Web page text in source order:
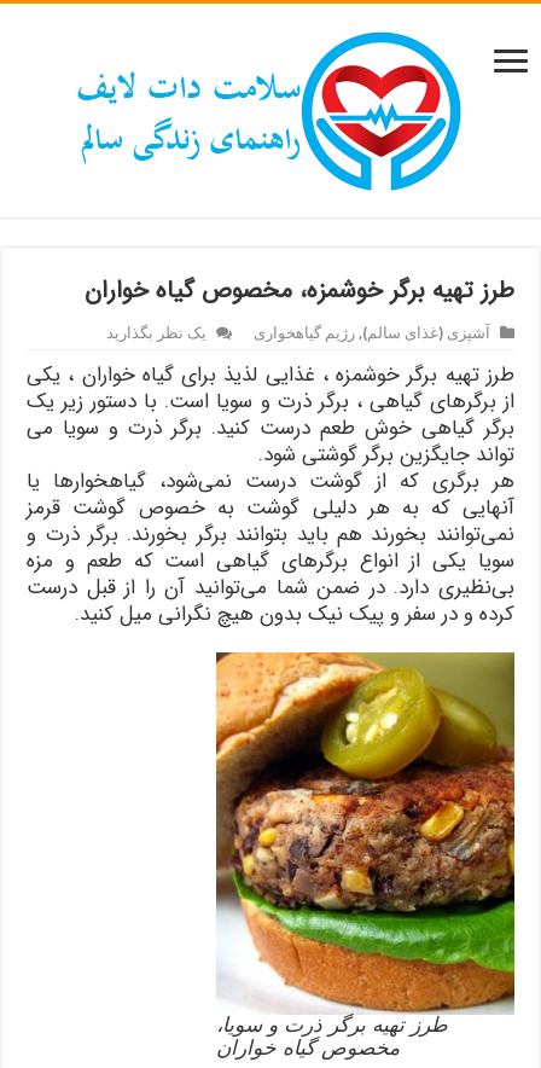
طرز تهیه برگر خوشمزه، مخصوص گیاه خواران
آشپزی (غذای سالم),رژیم گیاهخواری یک نظر بگذارید
طرز تهیه برگر خوشمزه ، غذایی لذیذ برای گیاه خواران ، یکی
از برگرهای گیاهی ، برگر ذرت و سویا است. با دستور زیر یک
برگر گیاهی خوش طعم درست کنید. برگر ذرت و سویا می
تواند جایگزین برگر گوشتی شود.
هر برگری كه از گوشت درست نمی‌شود، گیاهخوارها یا
آنهایی كه به هر دلیلی گوشت به خصوص گوشت قرمز
نمی‌توانند بخورند هم باید بتوانند برگر بخورند. برگر ذرت و
سویا یكی از انواع برگرهای گیاهی است كه طعم و مزه
بی‌نظیری دارد. در ضمن شما می‌توانید آن را از قبل درست
كرده و در سفر و پیک نیک بدون هیچ‌ نگرانی میل كنید.
طرز تهیه برگر ذرت و سویا،
مخصوص گیاه خواران